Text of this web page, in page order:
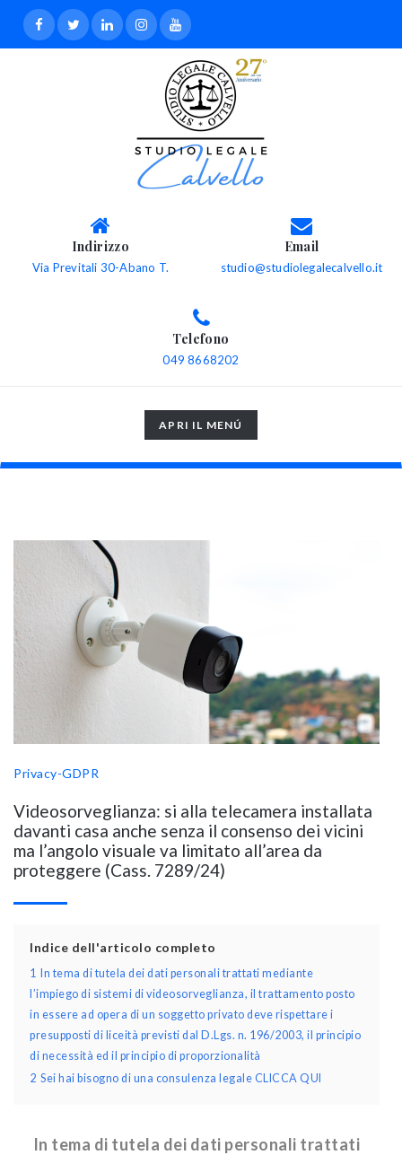
Indirizzo
Via Previtali 30-Abano T.
Email
studio@studiolegalecalvello.it
Telefono
049 8668202
TOGGLE
NAVIGATION
APRI IL MENÚ
Privacy-GDPR
Videosorveglianza: si alla telecamera installata
davanti casa anche senza il consenso dei vicini
ma l’angolo visuale va limitato all’area da
proteggere (Cass. 7289/24)
Indice dell'articolo completo
1
In tema di tutela dei dati personali trattati mediante
l’impiego di sistemi di videosorveglianza, il trattamento posto
in essere ad opera di un soggetto privato deve rispettare i
presupposti di liceità previsti dal D.Lgs. n. 196/2003, il principio
di necessità ed il principio di proporzionalità
2 Sei hai bisogno di una consulenza legale CLICCA QUI
In tema di tutela dei dati personali trattati